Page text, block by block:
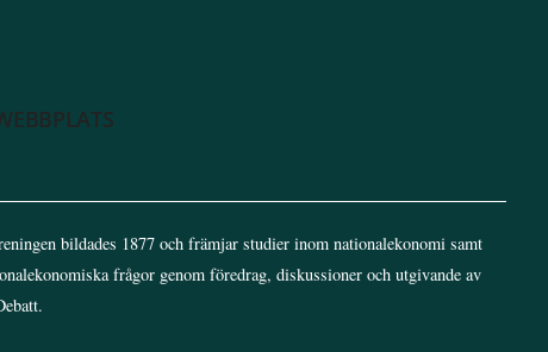
bildades 1877 och främjar studier inom nationalekonomi samt
frågor genom föredrag, diskussioner och utgivande av